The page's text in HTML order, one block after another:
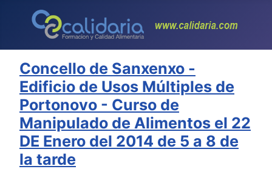
Concello de Sanxenxo -
Edificio de Usos Múltiples de
Portonovo - Curso de
Manipulado de Alimentos el 22
DE Enero del 2014 de 5 a 8 de
la tarde